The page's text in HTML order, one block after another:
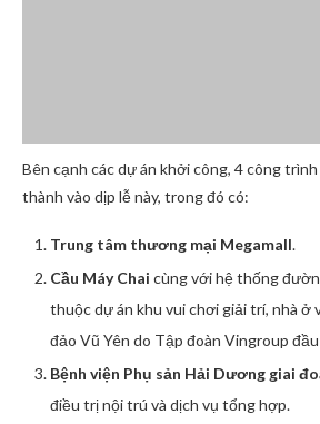
Bên cạnh các dự án khởi công, 4 công
thành vào dịp lễ này, trong đó có:
Trung tâm thương mại Megamall.
Cầu Máy Chai cùng với hệ thống
thuộc dự án khu vui chơi giải trí, nhà ở
đảo Vũ Yên do Tập đoàn Vingroup
Bệnh viện Phụ sản Hải Dương giai
điều trị nội trú và dịch vụ tổng hợp.